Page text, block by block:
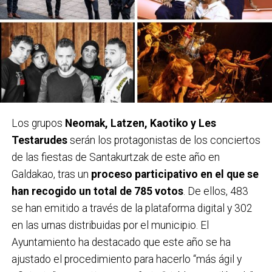
Los grupos Neomak, Latzen, Kaotiko y Les
Testarudesserán los protagonistas de los conciertos
de las fiestas de Santakurtzak de este año en
Galdakao, tras un proceso participativo en el que se
han recogido un total de 785 votos. De ellos, 483
se han emitido a través de la plataforma digital y 302
en las urnas distribuidas por el municipio. El
Ayuntamiento ha destacado que este año se ha
ajustado el procedimiento para hacerlo “más ágil y